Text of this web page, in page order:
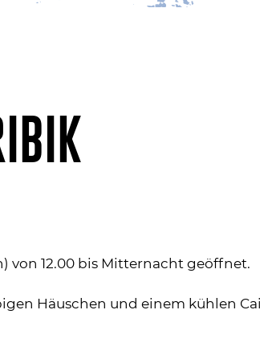
von 12.00 bis Mitternacht geöffnet.
Häuschen und einem kühlen